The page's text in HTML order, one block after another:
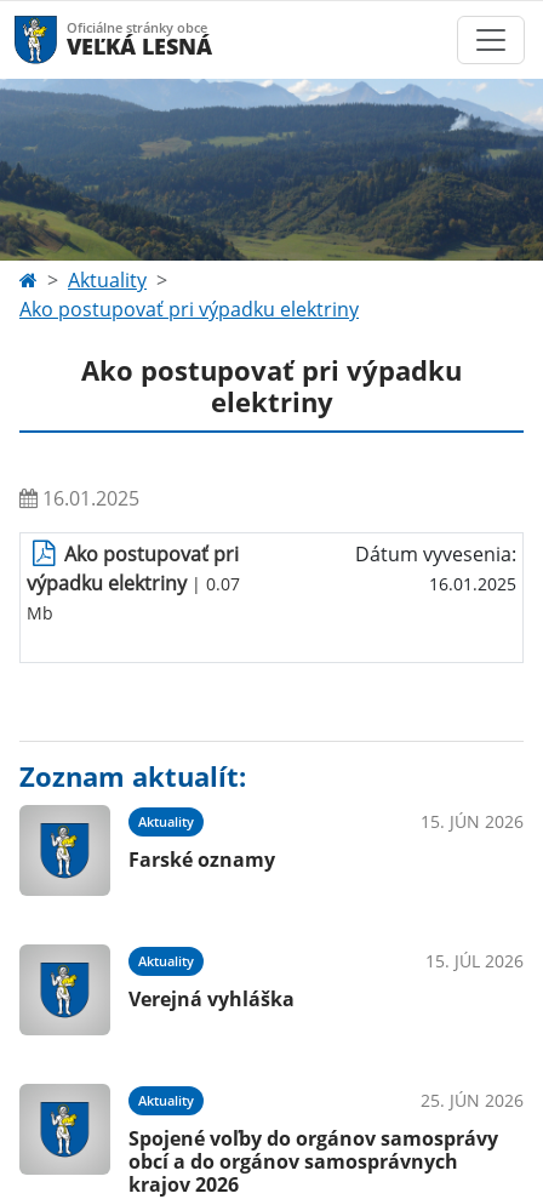
Oficiálne stránky obce
VEĽKÁ LESNÁ
Aktuality
Ako postupovať pri výpadku elektriny
Ako postupovať pri výpadku
elektriny
16.01.2025
Ako postupovať pri
výpadku elektriny| 0.07
Mb
Dátum vyvesenia:
16.01.2025
Zoznam aktualít:
Aktuality 15. JÚN 2026
Farské oznamy
Aktuality 15. JÚL 2026
Verejná vyhláška
Aktuality 25. JÚN 2026
Spojené voľby do orgánov samosprávy
obcí a do orgánov samosprávnych
krajov 2026